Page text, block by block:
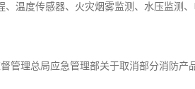
温度传感器、火灾烟雾监测、水压监测
管理总局应急管理部关于取消部分消防